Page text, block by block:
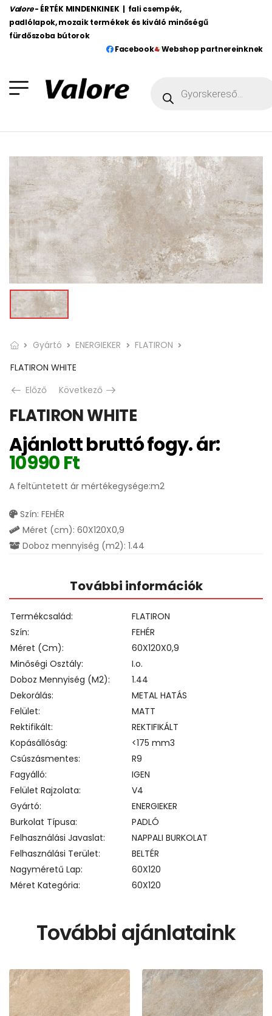
Valore - ÉRTÉK MINDENKINEK | fali csempék,
padlólapok, mozaik termékek és kiváló minőségű
fürdőszoba bútorok
Facebook
Webshop partnereinknek
Gyártó ENERGIEKER
FLATIRON
FLATIRON WHITE
Előző
Következő
FLATIRON WHITE
Ajánlott bruttó fogy. ár:
10990Ft
A feltüntetett ár mértékegysége:m2
Szín: FEHÉR
Méret (cm): 60X120X0,9
Doboz mennyiség (m2): 1.44
További információk
Termékcsalád
FLATIRON
Szín
FEHÉR
Méret (cm)
60X120X0,9
Minőségi Osztály
I.o.
Doboz Mennyiség (m2)
1.44
Dekorálás
METAL HATÁS
Felület
MATT
Rektifikált
REKTIFIKÁLT
Kopásállóság
<175 mm3
Csúszásmentes
R9
Fagyálló
IGEN
Felület Rajzolata
V4
Gyártó
ENERGIEKER
Burkolat Típusa
PADLÓ
Felhasználási Javaslat
NAPPALI BURKOLAT
Felhasználási Terület
BELTÉR
Nagyméretű Lap
60X120
Méret Kategória
60X120
További ajánlataink